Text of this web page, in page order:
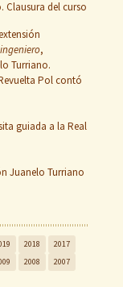
,
Turriano.
Pol contó
guiada a la Real
Juanelo Turriano
2018
2017
2008
2007